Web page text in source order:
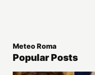
Meteo Roma
Popular Posts